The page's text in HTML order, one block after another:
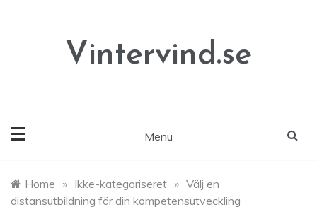
Vintervind.se
Menu
Home » Ikke-kategoriseret » Välj en
distansutbildning för din kompetensutveckling